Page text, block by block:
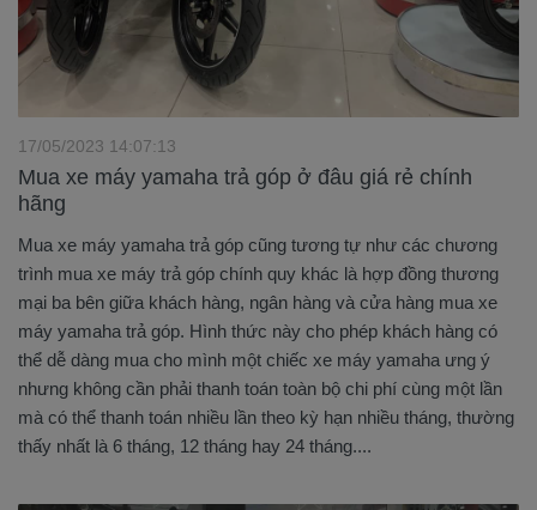
Mua xe máy yamaha trả góp ở đâu giá rẻ chính
hãng
17/05/2023 14:07:13
Mua xe máy yamaha trả góp cũng tương tự như các chương
trình mua xe máy trả góp chính quy khác là hợp đồng thương
mại ba bên giữa khách hàng, ngân hàng và cửa hàng mua xe
máy yamaha trả góp. Hình thức này cho phép khách hàng có
thể dễ dàng mua cho mình một chiếc xe máy yamaha ưng ý
nhưng không cần phải thanh toán toàn bộ chi phí cùng một lần
mà có thể thanh toán nhiều lần theo kỳ hạn nhiều tháng, thường
thấy nhất là 6 tháng, 12 tháng hay 24 tháng....